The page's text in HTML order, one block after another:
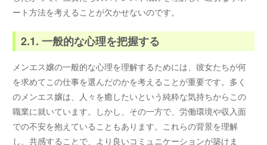
ート方法を考えることが欠かせないのです。
2.1. 一般的な心理を把握する
メンエス嬢の一般的な心理を理解するためには、彼女たちが何
を求めてこの仕事を選んだのかを考えることが重要です。多く
のメンエス嬢は、人々を癒したいという純粋な気持ちからこの
職業に就いています。しかし、その一方で、労働環境や収入面
での不安を抱えていることもあります。これらの背景を理解
し、共感することで、より良いコミュニケーションが築けま